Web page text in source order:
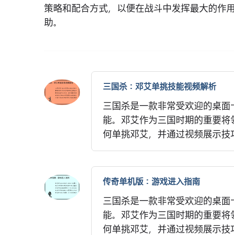
策略和配合方式，以便在战斗中发挥最大的作
助。
三国杀：邓艾单挑技能视频解析
三国杀是一款非常受欢迎的桌
能。邓艾作为三国时期的重要
何单挑邓艾，并通过视频展示
传奇单机版：游戏进入指南
三国杀是一款非常受欢迎的桌
能。邓艾作为三国时期的重要
何单挑邓艾，并通过视频展示